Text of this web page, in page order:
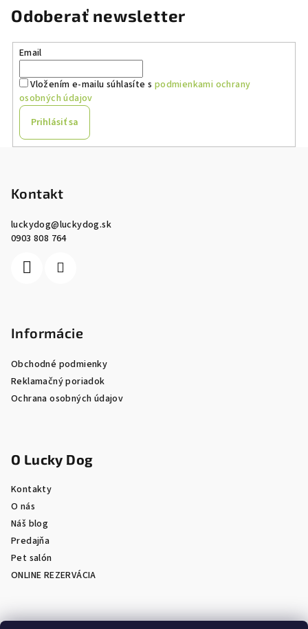
Odoberať newsletter
Email
Vložením e-mailu súhlasíte s podmienkami ochrany
osobných údajov
Prihlásiť sa
Kontakt
luckydog@luckydog.sk
0903 808 764
Informácie
Obchodné podmienky
Reklamačný poriadok
Ochrana osobných údajov
O Lucky Dog
Kontakty
O nás
Náš blog
Predajňa
Pet salón
ONLINE REZERVÁCIA